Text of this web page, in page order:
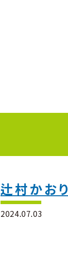
辻村かおり
2024.07.03